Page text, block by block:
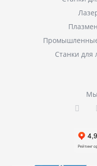
Станки для
Мы